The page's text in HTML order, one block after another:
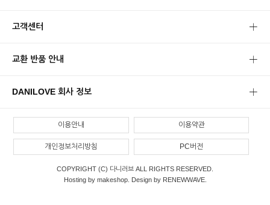
고객센터
교환 반품 안내
DANILOVE 회사 정보
이용안내 이용약관
개인정보처리방침 PC버전
COPYRIGHT (C) 다니러브 ALL RIGHTS RESERVED.
Hosting by makeshop. Design by RENEWWAVE.